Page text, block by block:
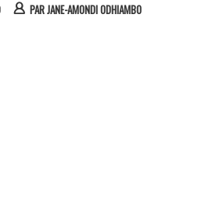
PARJANE-AMONDI ODHIAMBO